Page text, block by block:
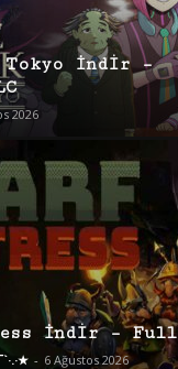
İndir –
2026
İndir – Full
- 6 Ağustos 2026